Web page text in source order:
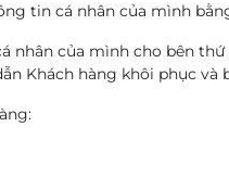
tin cá nhân của mình
của mình cho bên
Khách hàng khôi phục và